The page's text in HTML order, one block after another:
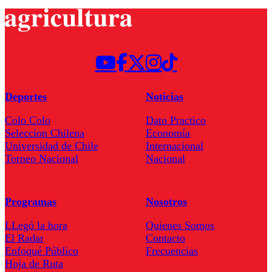
Deportes
Colo Colo
Seleccion Chilena
Universidad de Chile
Torneo Nacional
Noticias
Dato Practico
Economía
Internacional
Nacional
Programas
LLegó la hora
El Radar
Enfoqué Público
Hoja de Ruta
Nosotros
Quienes Somos
Contacto
Frecuencias